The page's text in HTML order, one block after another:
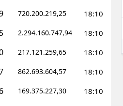
720.200.219,25 18:10
2.294.160.747,94 18:10
217.121.259,65 18:10
862.693.604,57 18:10
169.375.227,30 18:10